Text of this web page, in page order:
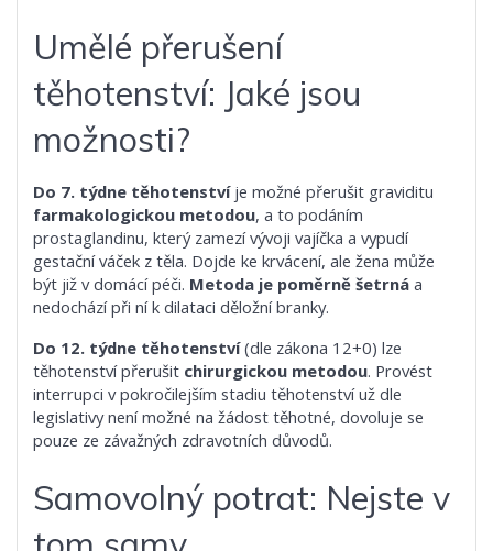
Umělé přerušení
těhotenství: Jaké jsou
možnosti?
Do 7. týdne těhotenstvíje možné přerušit graviditu
farmakologickou metodou, a to podáním
prostaglandinu, který zamezí vývoji vajíčka a vypudí
gestační váček z těla. Dojde ke krvácení, ale žena může
být již v domácí péči. Metoda je poměrně šetrná a
nedochází při ní k dilataci děložní branky.
Do 12. týdne těhotenství(dle zákona 12+0) lze
těhotenství přerušit chirurgickou metodou. Provést
interrupci v pokročilejším stadiu těhotenství už dle
legislativy není možné na žádost těhotné, dovoluje se
pouze ze závažných zdravotních důvodů.
Samovolný potrat: Nejste v